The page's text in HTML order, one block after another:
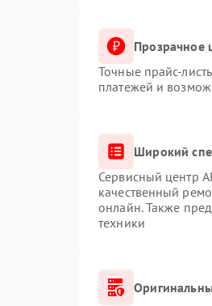
Прозрачное
Точные прайс-
платежей и
Широкий
Сервисный центр
качественный
онлайн. Также
техники